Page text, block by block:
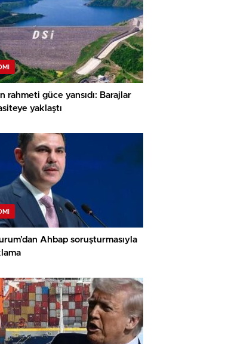
rahmeti güce yansıdı: Barajlar
yaklaştı
Ahbap soruşturmasıyla